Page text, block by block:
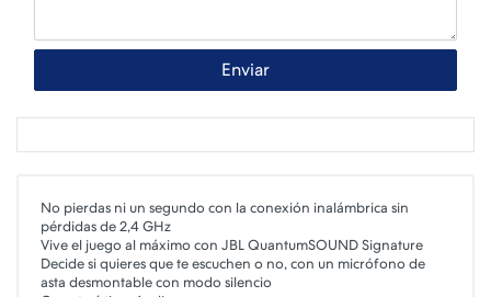
Enviar
No pierdas ni un segundo con la conexión inalámbrica sin
pérdidas de 2,4 GHz
Vive el juego al máximo con JBL QuantumSOUND Signature
Decide si quieres que te escuchen o no, con un micrófono de
asta desmontable con modo silencio